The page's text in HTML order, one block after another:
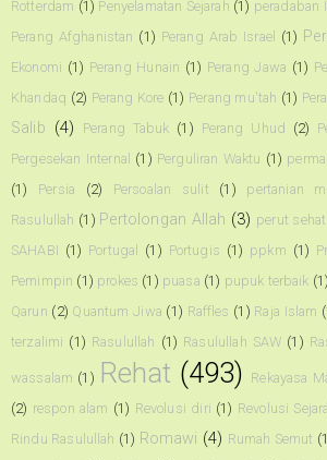
Rotterdam (1) Penyelamatan Sejarah (1) peradaban
Perang Afghanistan (1) Perang Arab Israel (1)
Ekonomi (1) Perang Hunain (1) Perang Jawa (1)
Khandaq (2) Perang Kore (1) Perang mu'tah (1)
Salib (4) Perang Tabuk (1) Perang Uhud (2)
Pergesekan Internal (1) Perguliran Waktu (1)
(1)
Persia (2) Persoalan sulit (1) pertanian
Rasulullah (1) Pertolongan Allah (3) perut sehat
SAHABI (1) Portugal (1) Portugis (1) ppkm (1)
Pemimpin (1) prokes (1) puasa (1) pupuk terbaik (1)
Qarun (2) Quantum Jiwa (1) Raffles (1) Raja Islam
terzalimi (1) Rasulullah (1) Rasulullah SAW (1)
wassalam (1) Rehat (493) Rekayasa
(2) respon alam (1) Revolusi diri (1) Revolusi
Rindu Rasulullah (1) Romawi (4) Rumah Semut